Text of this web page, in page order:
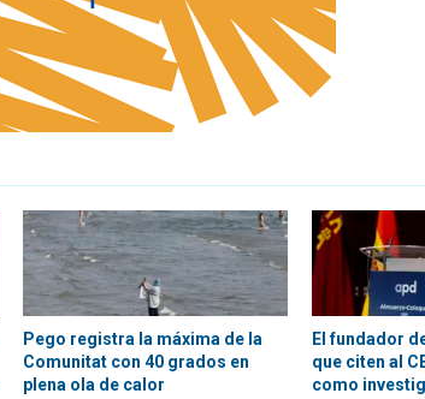
Pego registra la máxima de la
Comunitat con 40 grados en
plena ola de calor
El fundador
que citen al
como